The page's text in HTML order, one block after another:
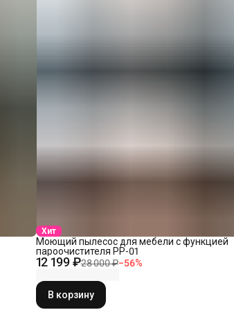
Хит
12 199 ₽28 000 ₽−56%
Моющий пылесос для мебели с функцией
пароочистителя PP-01
В корзину